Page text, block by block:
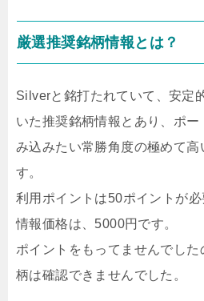
厳選推奨銘柄情報とは？
Silverと銘打たれていて、安定
いた推奨銘柄情報とあり、ポー
み込みたい常勝角度の極めて高
す。
利用ポイントは50ポイントが必
情報価格は、5000円です。
ポイントをもってませんでし
柄は確認できませんでした。